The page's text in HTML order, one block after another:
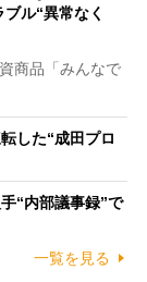
ル“異常なく
商品「みんなで
した“成田プロ
“内部議事録”で
一覧を見る